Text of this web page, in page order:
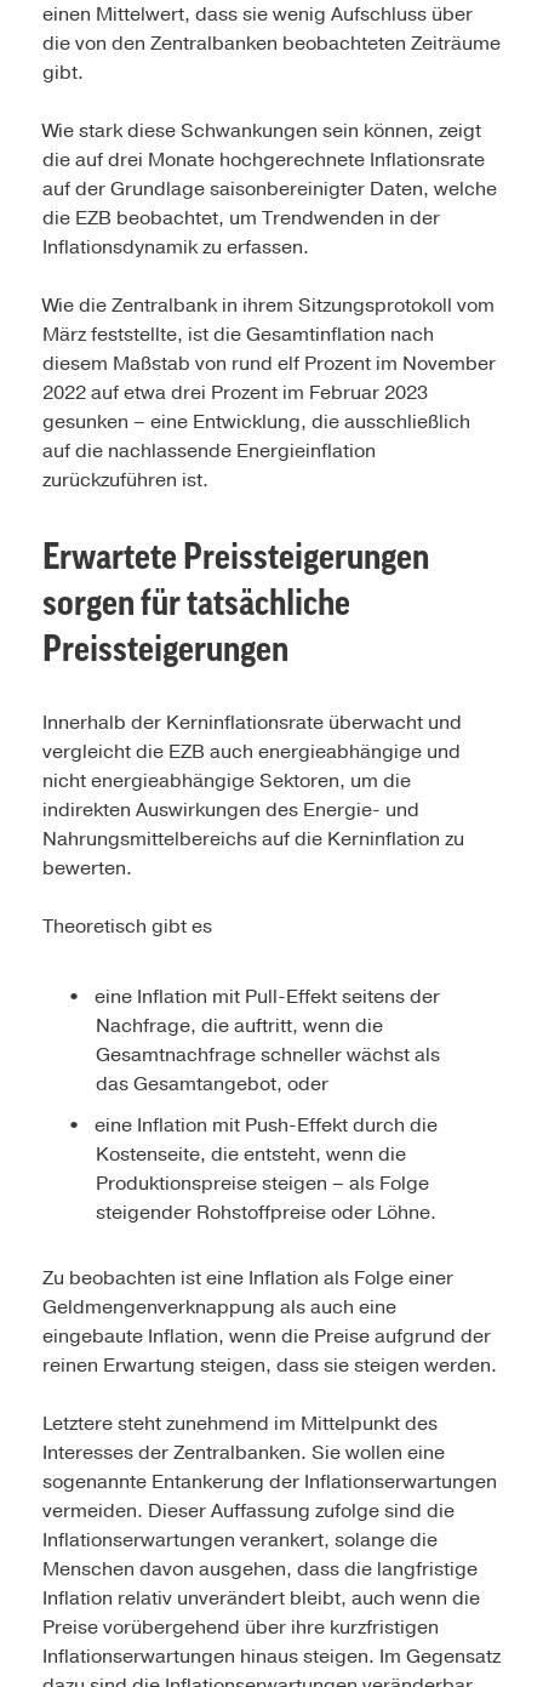
einen Mittelwert, dass sie wenig Aufschluss über
die von den Zentralbanken beobachteten Zeiträume
gibt.
Wie stark diese Schwankungen sein können, zeigt
die auf drei Monate hochgerechnete Inflationsrate
auf der Grundlage saisonbereinigter Daten, welche
die EZB beobachtet, um Trendwenden in der
Inflationsdynamik zu erfassen.
Wie die Zentralbank in ihrem Sitzungsprotokoll vom
März feststellte, ist die Gesamtinflation nach
diesem Maßstab von rund elf Prozent im November
2022 auf etwa drei Prozent im Februar 2023
gesunken – eine Entwicklung, die ausschließlich
auf die nachlassende Energieinflation
zurückzuführen ist.
Erwartete Preissteigerungen
sorgen für tatsächliche
Preissteigerungen
Innerhalb der Kerninflationsrate überwacht und
vergleicht die EZB auch energieabhängige und
nicht energieabhängige Sektoren, um die
indirekten Auswirkungen des Energie- und
Nahrungsmittelbereichs auf die Kerninflation zu
bewerten.
Theoretisch gibt es
eine Inflation mit Pull-Effekt seitens der
Nachfrage, die auftritt, wenn die
Gesamtnachfrage schneller wächst als
das Gesamtangebot, oder
eine Inflation mit Push-Effekt durch die
Kostenseite, die entsteht, wenn die
Produktionspreise steigen – als Folge
steigender Rohstoffpreise oder Löhne.
Zu beobachten ist eine Inflation als Folge einer
Geldmengenverknappung als auch eine
eingebaute Inflation, wenn die Preise aufgrund der
reinen Erwartung steigen, dass sie steigen werden.
Letztere steht zunehmend im Mittelpunkt des
Interesses der Zentralbanken. Sie wollen eine
sogenannte Entankerung der Inflationserwartungen
vermeiden. Dieser Auffassung zufolge sind die
Inflationserwartungen verankert, solange die
Menschen davon ausgehen, dass die langfristige
Inflation relativ unverändert bleibt, auch wenn die
Preise vorübergehend über ihre kurzfristigen
Inflationserwartungen hinaus steigen. Im Gegensatz